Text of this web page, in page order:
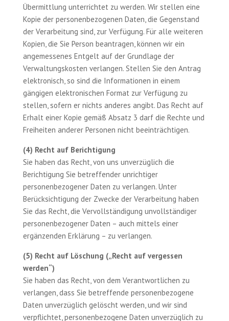
Übermittlung unterrichtet zu werden. Wir stellen eine
Kopie der personenbezogenen Daten, die Gegenstand
der Verarbeitung sind, zur Verfügung. Für alle weiteren
Kopien, die Sie Person beantragen, können wir ein
angemessenes Entgelt auf der Grundlage der
Verwaltungskosten verlangen. Stellen Sie den Antrag
elektronisch, so sind die Informationen in einem
gängigen elektronischen Format zur Verfügung zu
stellen, sofern er nichts anderes angibt. Das Recht auf
Erhalt einer Kopie gemäß Absatz 3 darf die Rechte und
Freiheiten anderer Personen nicht beeinträchtigen.
(4) Recht auf Berichtigung
Sie haben das Recht, von uns unverzüglich die
Berichtigung Sie betreffender unrichtiger
personenbezogener Daten zu verlangen. Unter
Berücksichtigung der Zwecke der Verarbeitung haben
Sie das Recht, die Vervollständigung unvollständiger
personenbezogener Daten – auch mittels einer
ergänzenden Erklärung – zu verlangen.
(5) Recht auf Löschung („Recht auf vergessen
werden“)
Sie haben das Recht, von dem Verantwortlichen zu
verlangen, dass Sie betreffende personenbezogene
Daten unverzüglich gelöscht werden, und wir sind
verpflichtet, personenbezogene Daten unverzüglich zu